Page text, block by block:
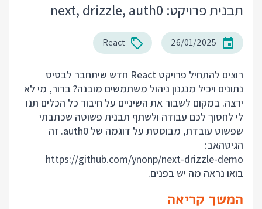
תבנית פרויקט: next, drizzle, auth0
26/01/2025
React
רוצים להתחיל פרויקט React חדש שיתחבר לבסיס
נתונים ויכיל מנגנון ניהול משתמשים מובנה? ברור, מי לא
ירצה. במקום לשבור את השיניים על חיבור כל הכלים תנו
לי לחסוך לכם עבודה ולשתף תבנית פשוטה שכתבתי
שפשוט עובדת, מבוססת על דוגמה של auth0. זה
הגיטהאב:
https://github.com/ynonp/next-drizzle-demo
בואו נראה מה יש בפנים.
המשך קריאה